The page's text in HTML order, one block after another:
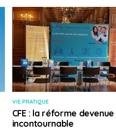
VIE PRATIQUE
CFE : la réforme devenue
incontournable